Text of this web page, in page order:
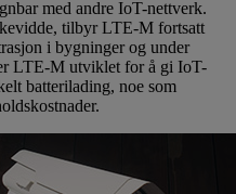
med andre IoT-nettverk.
tilbyr LTE-M fortsatt
i bygninger og under
LTE-M utviklet for å gi IoT-
batterilading, noe som